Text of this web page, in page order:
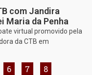
com Jandira
Maria da Penha
virtual promovido pela
da CTB em
6 7 8